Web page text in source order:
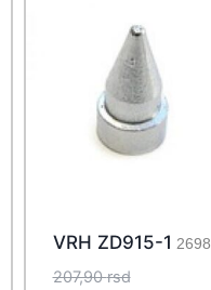
VRH ZD915-1 2698
207,90rsdOriginal